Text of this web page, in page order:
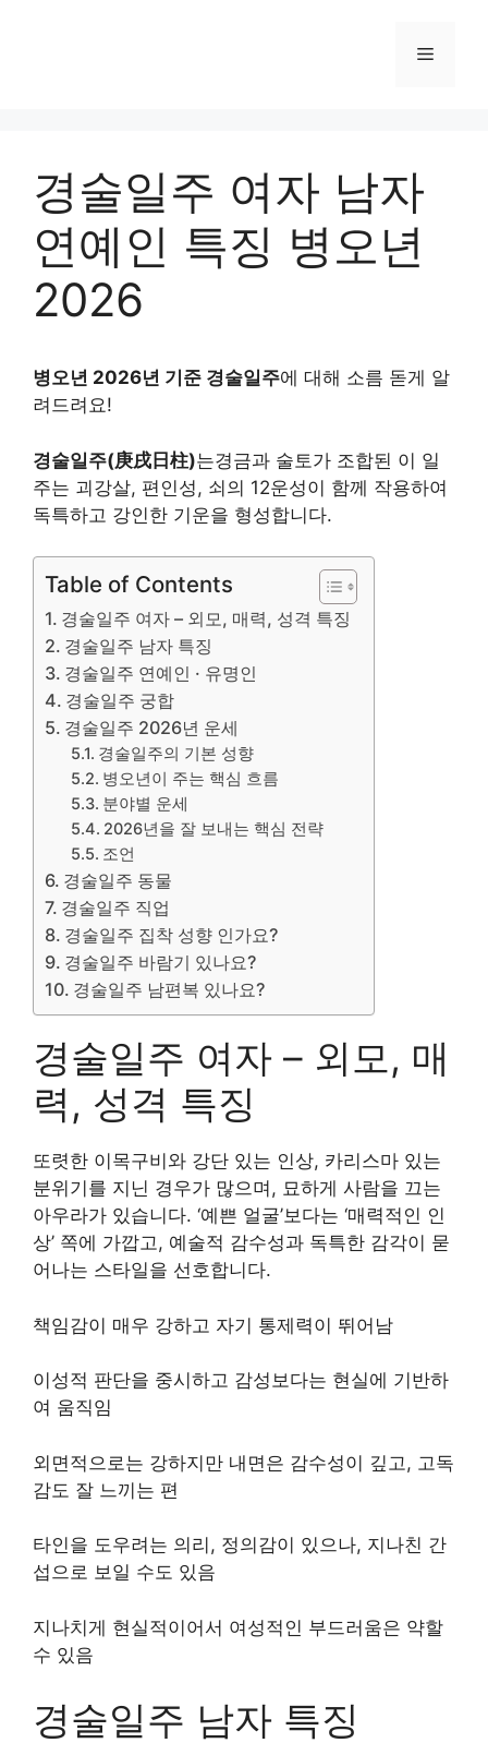
Menu
경술일주 여자 남자
연예인 특징 병오년
2026
병오년 2026년 기준 경술일주에 대해 소름 돋게 알
려드려요!
경술일주(庚戌日柱)는경금과 술토가 조합된 이 일
주는 괴강살, 편인성, 쇠의 12운성이 함께 작용하여
독특하고 강인한 기운을 형성합니다.
Table of Contents
경술일주 여자 – 외모, 매력, 성격 특징
경술일주 남자 특징
경술일주 연예인 · 유명인
경술일주 궁합
경술일주 2026년 운세
경술일주의 기본 성향
병오년이 주는 핵심 흐름
분야별 운세
2026년을 잘 보내는 핵심 전략
조언
경술일주 동물
경술일주 직업
경술일주 집착 성향 인가요?
경술일주 바람기 있나요?
경술일주 남편복 있나요?
경술일주 여자 – 외모, 매
력, 성격 특징
또렷한 이목구비와 강단 있는 인상, 카리스마 있는
분위기를 지닌 경우가 많으며, 묘하게 사람을 끄는
아우라가 있습니다. ‘예쁜 얼굴’보다는 ‘매력적인 인
상’ 쪽에 가깝고, 예술적 감수성과 독특한 감각이 묻
어나는 스타일을 선호합니다.
책임감이 매우 강하고 자기 통제력이 뛰어남
이성적 판단을 중시하고 감성보다는 현실에 기반하
여 움직임
외면적으로는 강하지만 내면은 감수성이 깊고, 고독
감도 잘 느끼는 편
타인을 도우려는 의리, 정의감이 있으나, 지나친 간
섭으로 보일 수도 있음
지나치게 현실적이어서 여성적인 부드러움은 약할
수 있음
경술일주 남자 특징